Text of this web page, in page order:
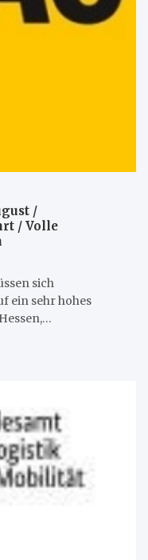
/
/ Volle
sich
ein sehr hohes